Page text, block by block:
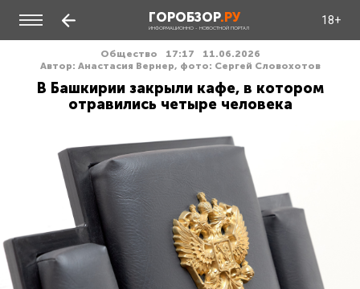
ГОРОБЗОР.РУ
ИНФОРМАЦИОННО - НОВОСТНОЙ ПОРТАЛ
18+
Общество 17:17
11.06.2026
Автор: Анастасия Вернер, фото: Сергей Словохотов
В Башкирии закрыли кафе, в котором
отравились четыре человека